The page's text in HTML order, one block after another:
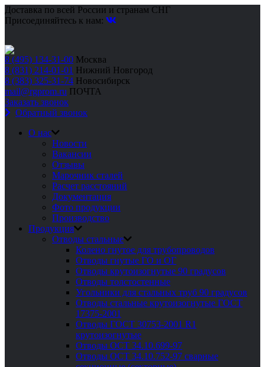
Доставка по всей России и странам СНГ
Присоединяйтесь к нам:
8 (495) 134-31-00 Москва
8 (831) 214-01-01 Нижний Новгород
8 (383) 325-31-74 Новосибирск
mail@rgprom.ru ПОЧТА
Заказать звонок
Обратный звонок
О нас
Новости
Вакансии
Отзывы
Марочник сталей
Расчет расстояний
Документация
Фото продукции
Производство
Продукция
Отводы стальные
Колено гнутое для трубопроводов
Отводы гнутые ГО и ОГ
Отводы крутоизогнутые 90 градусов
Отводы толстостенные
Угольники для стальных труб 90 градусов
Отводы стальные крутоизогнутые ГОСТ
17375-2001
Отводы ГОСТ 30753-2001 R1
крутоизогнутые
Отводы ОСТ 34.10.699-97
Отводы ОСТ 34.10.752-97 сварные